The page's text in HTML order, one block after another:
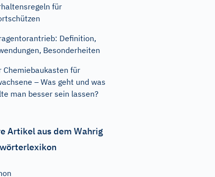
für
Definition,
Besonderheiten
Chemiebaukasten für
– Was geht und was
man besser sein lassen?
Artikel aus dem Wahrig